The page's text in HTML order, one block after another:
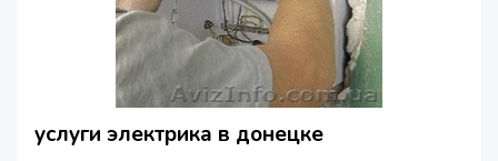
услуги электрика в донецке